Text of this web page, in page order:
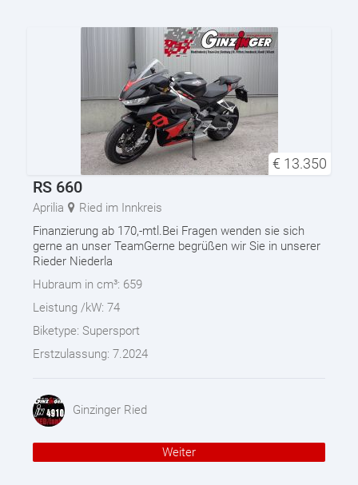
€ 13.350
RS 660
Aprilia
Ried im Innkreis
Finanzierung ab 170,-mtl.Bei Fragen wenden sie sich
gerne an unser TeamGerne begrüßen wir Sie in unserer
Rieder Niederla
Hubraum in cm³: 659
Leistung /kW: 74
Biketype: Supersport
Erstzulassung: 7.2024
Ginzinger Ried
Weiter